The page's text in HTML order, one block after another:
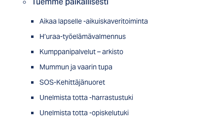
Aikaa lapselle -aikuiskaveritoiminta
H’uraa-työelämävalmennus
Kumppanipalvelut – arkisto
Mummun ja vaarin tupa
SOS-Kehittäjänuoret
Unelmista totta -harrastustuki
Unelmista totta -opiskelutuki